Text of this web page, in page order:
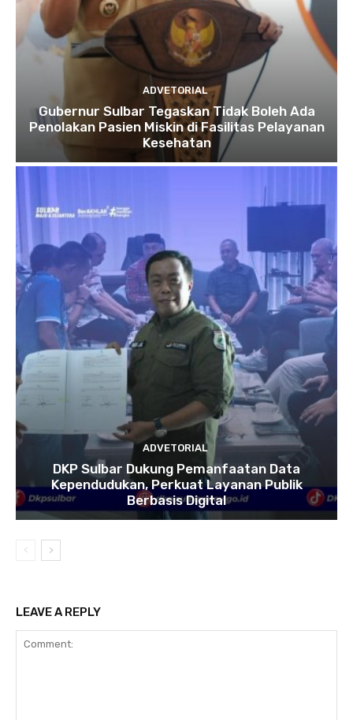
ADVETORIAL
Gubernur Sulbar Tegaskan Tidak Boleh Ada
Penolakan Pasien Miskin di Fasilitas Pelayanan
Kesehatan
ADVETORIAL
DKP Sulbar Dukung Pemanfaatan Data
Kependudukan, Perkuat Layanan Publik
Berbasis Digital
LEAVE A REPLY